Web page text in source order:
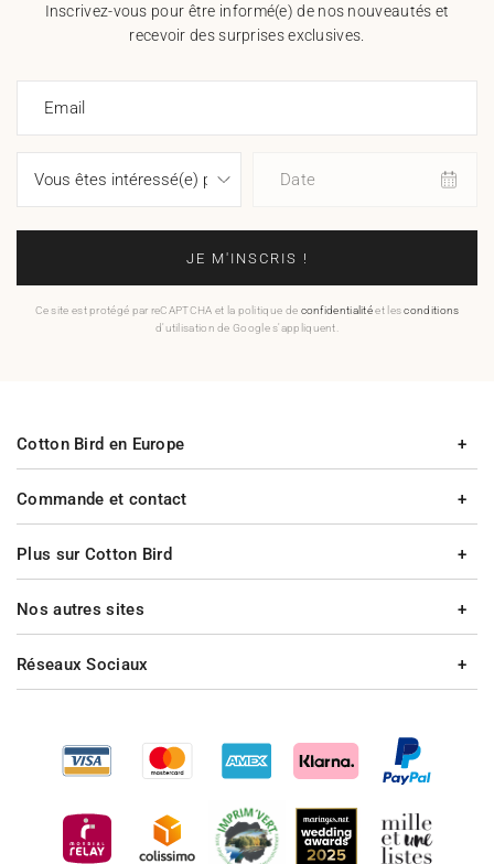
Inscrivez-vous pour être informé(e) de nos nouveautés et
recevoir des surprises exclusives.
Email
Date
JE M'INSCRIS !
Ce site est protégé par reCAPTCHA et la politique de confidentialitéet lesconditions
d'utilisation de Google s'appliquent.
Commande et contact
Plus sur Cotton Bird
Cotton Bird en Europe
Nos autres sites
Réseaux Sociaux